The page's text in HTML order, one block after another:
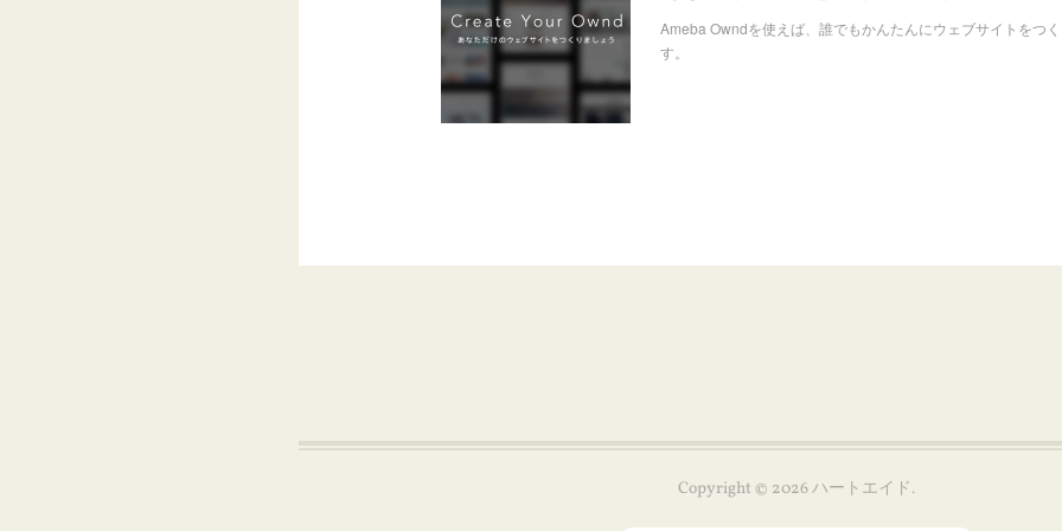
Ameba Owndを使えば、誰でもかんたんにウェブサイトをつ
す。
Copyright © 2026ハートエイド.